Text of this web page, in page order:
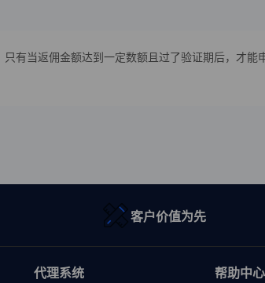
有当返佣金额达到一定数额且过了验证期后，才能
客户价值为先
代理系统 帮助中心